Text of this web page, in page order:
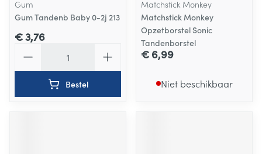
Gum
Gum Tandenb Baby 0-2j 213
€ 3,76
Bestel
Matchstick Monkey
Matchstick Monkey
Opzetborstel Sonic
Tandenborstel
€ 6,99
Niet beschikbaar